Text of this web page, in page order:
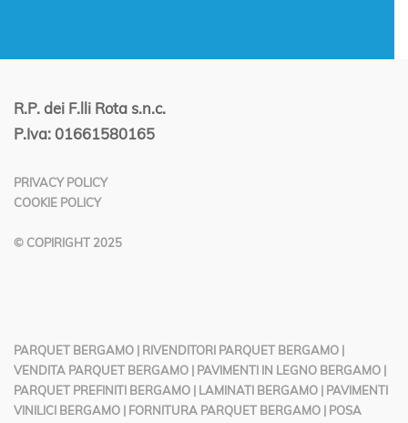
R.P. dei F.lli Rota s.n.c.
P.Iva: 01661580165
PRIVACY POLICY
COOKIE POLICY
© COPIRIGHT 2025
PARQUET BERGAMO | RIVENDITORI PARQUET BERGAMO |
VENDITA PARQUET BERGAMO | PAVIMENTI IN LEGNO BERGAMO |
PARQUET PREFINITI BERGAMO | LAMINATI BERGAMO | PAVIMENTI
VINILICI BERGAMO | FORNITURA PARQUET BERGAMO | POSA